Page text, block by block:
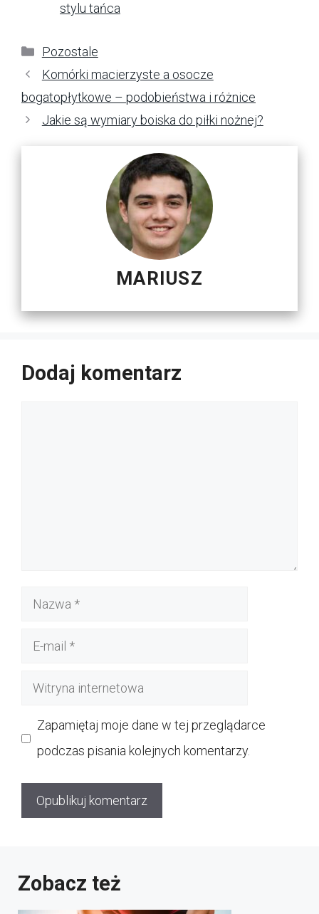
stylu tańca
Kategorie
Pozostale
Komórki macierzyste a osocze
bogatopłytkowe – podobieństwa i różnice
Jakie są wymiary boiska do piłki nożnej?
MARIUSZ
Dodaj komentarz
Nazwa
Witryna
Zapamiętaj moje dane w tej przeglądarce
podczas pisania kolejnych komentarzy.
Zobacz też